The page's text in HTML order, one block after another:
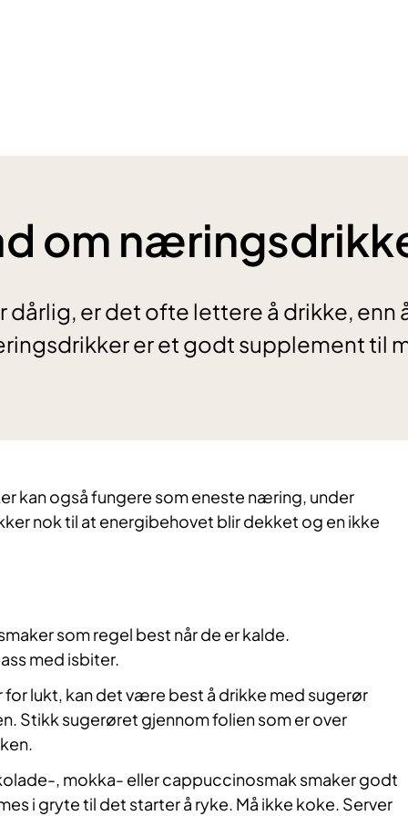
om
dårlig, er det ofte lettere å drikke, enn
er et godt supplement til
kan også fungere som eneste næring, under
nok til at energibehovet blir dekket og en ikke
som regel best når de er kalde.
med isbiter.
for lukt, kan det være best å drikke med sugerør
Stikk sugerøret gjennom folien som er over
, mokka- eller cappuccinosmak smaker godt
i gryte til det starter å ryke. Må ikke koke. Server